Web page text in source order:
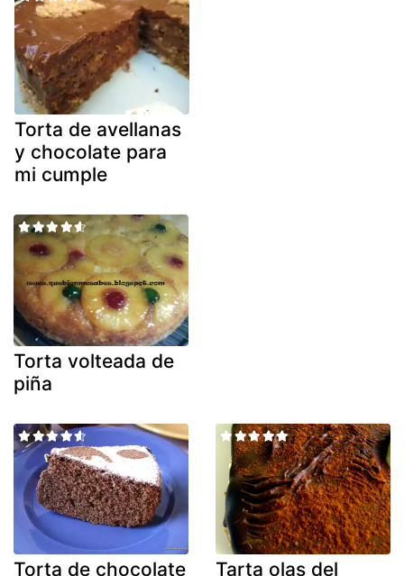
Torta de avellanas
y chocolate para
mi cumple
Torta volteada de
piña
Torta de chocolate
Tarta olas del